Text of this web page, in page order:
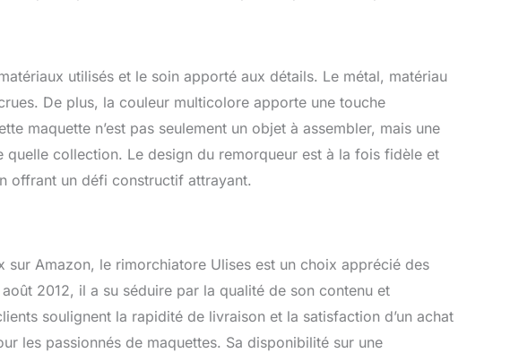
utilisés et le soin apporté aux détails. Le métal, matériau
De plus, la couleur multicolore apporte une touche
maquette n’est pas seulement un objet à assembler, mais une
collection. Le design du remorqueur est à la fois fidèle et
offrant un défi constructif attrayant.
sur Amazon, le rimorchiatore Ulises est un choix apprécié des
2012, il a su séduire par la qualité de son contenu et
soulignent la rapidité de livraison et la satisfaction d’un achat
les passionnés de maquettes. Sa disponibilité sur une